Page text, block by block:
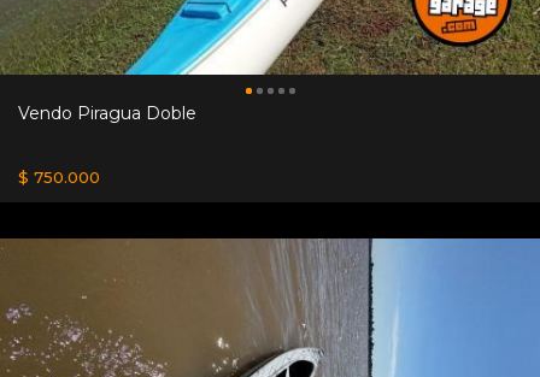
Vendo Piragua Doble
$ 750.000